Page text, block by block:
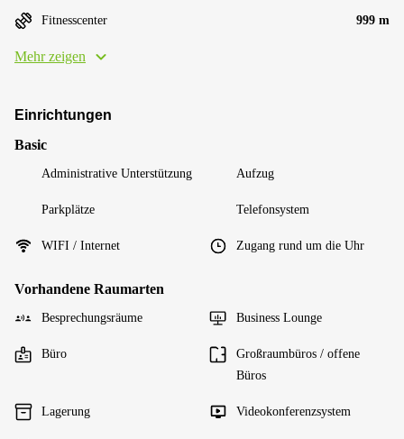
Fitnesscenter 999 m
Mehr zeigen
Einrichtungen
Basic
Administrative Unterstützung Aufzug
Parkplätze Telefonsystem
WIFI / Internet Zugang rund um die Uhr
Vorhandene Raumarten
Besprechungsräume Business Lounge
Büro
Großraumbüros / offene
Büros
Lagerung Videokonferenzsystem